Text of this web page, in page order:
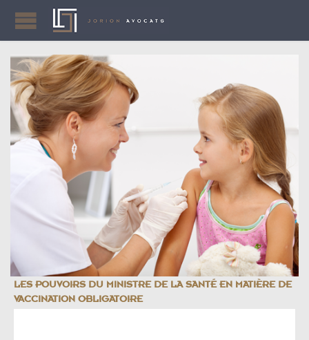
LES POUVOIRS DU MINISTRE DE LA SANTÉ EN MATIÈRE DE
VACCINATION OBLIGATOIRE